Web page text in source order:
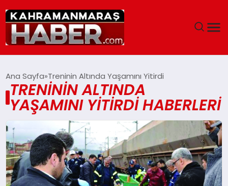
SIYASET
EĞITIM
EKONOMI
SAĞLIK
Ana Sayfa Treninin Altında Yaşamını Yitirdi
TRENININ ALTINDA
YAŞAMINI YITIRDI HABERLERI